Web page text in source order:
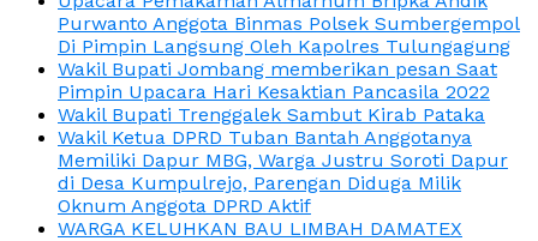
Purwanto Anggota Binmas Polsek Sumbergempol
Di Pimpin Langsung Oleh Kapolres Tulungagung
Wakil Bupati Jombang memberikan pesan Saat
Pimpin Upacara Hari Kesaktian Pancasila 2022
Wakil Bupati Trenggalek Sambut Kirab Pataka
Wakil Ketua DPRD Tuban Bantah Anggotanya
Memiliki Dapur MBG, Warga Justru Soroti Dapur
di Desa Kumpulrejo, Parengan Diduga Milik
Oknum Anggota DPRD Aktif
WARGA KELUHKAN BAU LIMBAH DAMATEX